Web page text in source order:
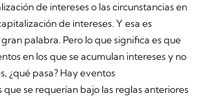
de intereses o las circunstancias en
de intereses. Y esa es
palabra. Pero lo que significa es que
en los que se acumulan intereses y no
¿qué pasa? Hay eventos
se requerían bajo las reglas anteriores